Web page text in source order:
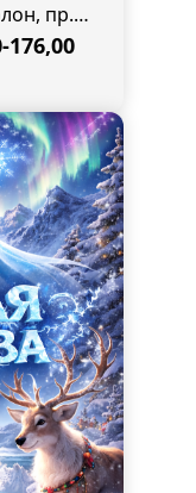
пр.
176,00